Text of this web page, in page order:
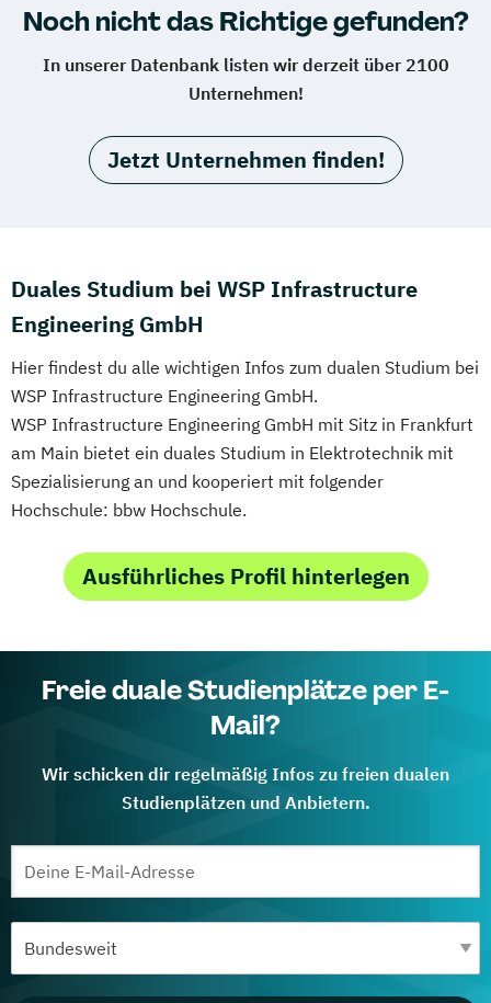
Noch nicht das Richtige gefunden?
In unserer Datenbank listen wir derzeit über 2100
Unternehmen!
Jetzt Unternehmen finden!
Duales Studium bei WSP Infrastructure
Engineering GmbH
Hier findest du alle wichtigen Infos zum dualen Studium bei
WSP Infrastructure Engineering GmbH.
WSP Infrastructure Engineering GmbH mit Sitz in Frankfurt
am Main bietet ein duales Studium in Elektrotechnik mit
Spezialisierung an und kooperiert mit folgender
Hochschule: bbw Hochschule.
Ausführliches Profil hinterlegen
Freie duale Studienplätze per E-
Mail?
Wir schicken dir regelmäßig Infos zu freien dualen
Studienplätzen und Anbietern.